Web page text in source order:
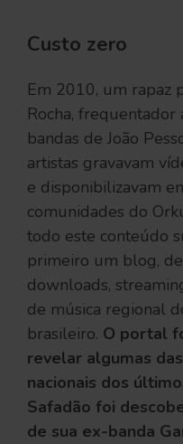
Custo zero
Em 2010, um rapaz
Rocha, frequentador
bandas de João
artistas gravavam
e disponibilizavam
comunidades do
todo este conteúdo
primeiro um blog,
downloads,
de música regional
brasileiro. O portal
revelar algumas
nacionais dos
Safadão foi
de sua ex-banda